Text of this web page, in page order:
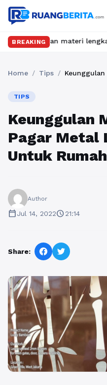
BREAKING
materi lengkap hanya di
Home / Tips /
TIPS
Keunggulan
Pagar Metal
Untuk
Author
calendar_todayJul 14, 2022schedule21:14
Share: